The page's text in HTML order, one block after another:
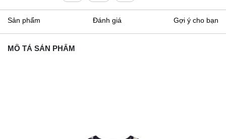
Sản phẩm Đánh giá Gợi ý cho bạn
MÔ TẢ SẢN PHẨM